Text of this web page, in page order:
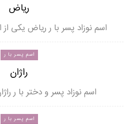
ریاض
اسم نوزاد پسر با ر ریاض یکی
اسم پسر با ر
راژان
اسم نوزاد پسر و دختر با ر
اسم پسر با ر